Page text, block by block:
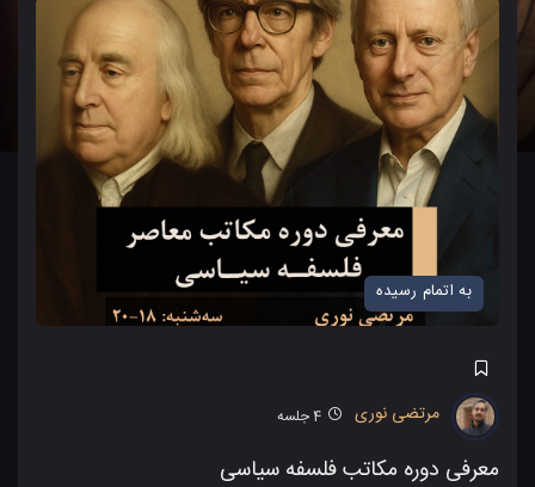
به اتمام رسیده
مرتضی نوری 4جلسه
معرفی دوره مکاتب فلسفه سیاسی